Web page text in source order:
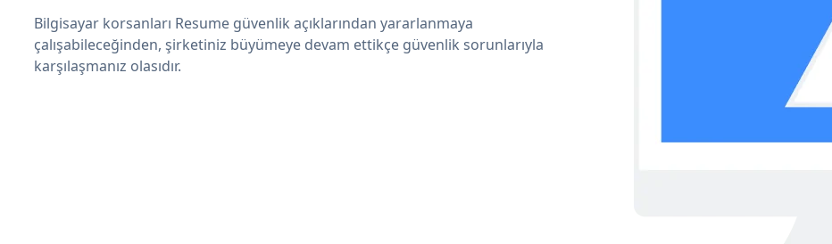
Bilgisayar korsanları Resume güvenlik açıklarından yararlanmaya
çalışabileceğinden, şirketiniz büyümeye devam ettikçe güvenlik sorunlarıyla
karşılaşmanız olasıdır.